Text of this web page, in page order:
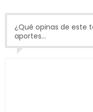
¿Qué opinas de este
aportes...